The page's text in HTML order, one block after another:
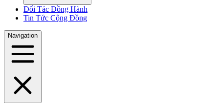
Đối Tác Đồng Hành
Tin Tức Cộng Đồng
Navigation